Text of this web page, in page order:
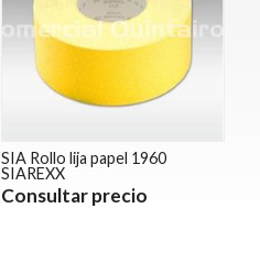
SIA Rollo lija papel 1960
SIAREXX
Consultar precio